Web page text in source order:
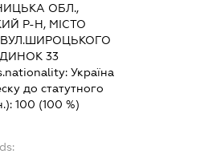
ОБЛ.,
Р-Н, МІСТО
ВУЛ.ШИРОЦЬКОГО
33
Україна
до статутного
100 (100 %)